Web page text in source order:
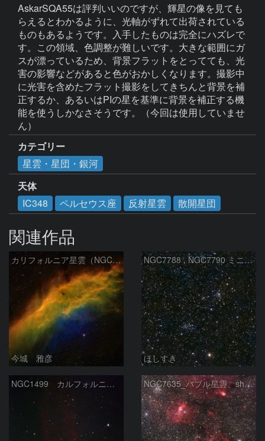
AskarSQA55は評判いいのですが、輝星の像を見ても
らえるとわかるように、光軸がずれて出荷されている
ものもあるようです。入手したものは完全にハズレで
す。この領域、色調整が難しいです。大きな範囲にガ
スが漂っているため、背景フラットをとってても、光
害の影響などがあると色がおかしくなります。撮影中
に光害を含めたフラット撮影をしてきちんと背景を補
正するか、あるいはPIの星を基準に背景を補正する機
能を使うしかなさそうです。（今回は使用していませ
ん）
カテゴリー
星雲・星団・銀河
天体
IC348
ペルセウス座 反射星雲 散開星団
関連作品
カリフォルニア星雲（NGC 1499）
今城 雅彦
NGC7788 , NGC7790 ミニ二重星団
ほしすき
NGC1499 カルフォルニア星雲 NGC7635_バブル星雲、sh2-157_くわがた星雲